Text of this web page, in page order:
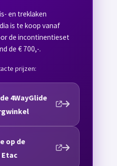
en treklaken
is te koop vanaf
de incontinentieset
de € 700,-.
prijzen:
4WayGlide
op de